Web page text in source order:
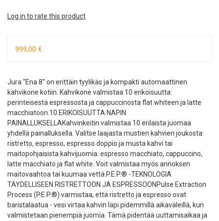
Log in to rate this product
999,00 €
Jura "Ena 8" on erittäin tyylikäs ja kompakti automaattinen
kahvikone kotiin. Kahvikone valmistaa 10 erikoisuutta:
perinteisestä espressosta ja cappuccinosta flat whiteen ja latte
macchiatoon.10 ERIKOISUUTTA NAPIN
PAINALLUKSELLAKahvinkeitin valmistaa 10 erilaista juomaa
yhdellä painalluksella. Valitse laajasta mustien kahvien joukosta:
ristretto, espresso, espresso doppio ja musta kahvi tai
maitopohjaisista kahvijuomia: espresso macchiato, cappuccino,
latte macchiato ja flat white. Voit valmistaa myös annoksen
maitovaahtoa tai kuumaa vettä.P.E.P.® -TEKNOLOGIA
TÄYDELLISEEN RISTRETTOON JA ESPRESSOONPulse Extraction
Process (P.E.P.®) varmistaa, että ristretto ja espresso ovat
baristalaatua - vesi virtaa kahvin läpi pidemmillä aikaväleillä, kun
valmistetaan pienempiä juomia. Tämä pidentää uuttamisaikaa ja